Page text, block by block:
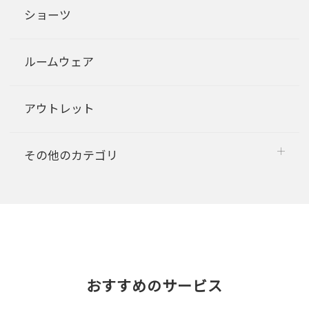
ショーツ
ルームウェア
アウトレット
その他のカテゴリ
おすすめのサービス